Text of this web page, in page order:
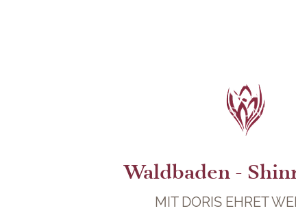
Waldbaden -
MIT DORIS EHRET